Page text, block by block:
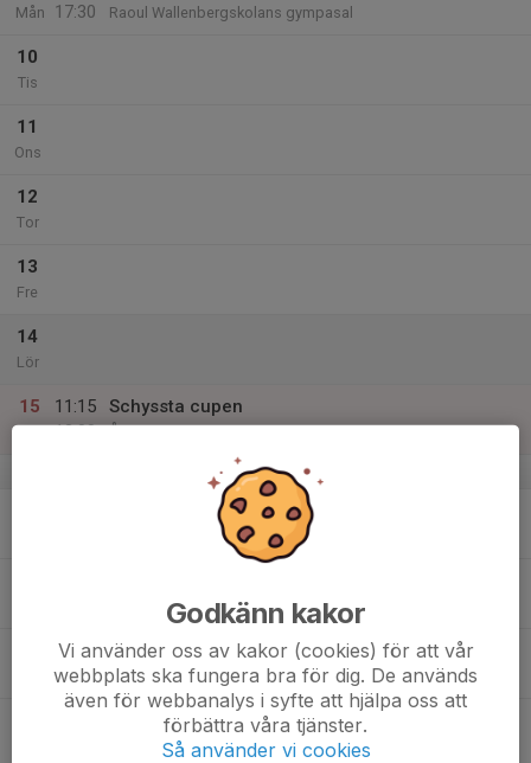
Mån
17:30
Raoul Wallenbergskolans gympasal
10
Tis
11
Ons
12
Tor
13
Fre
14
Lör
15
11:15
13:00
Schyssta cupen
v.51
Raoul Wallenbergskolans gympasal
Godkänn kakor
Vi använder oss av kakor (cookies) för att vår
webbplats ska fungera bra för dig. De används
även för webbanalys i syfte att hjälpa oss att
förbättra våra tjänster.
Så använder vi cookies